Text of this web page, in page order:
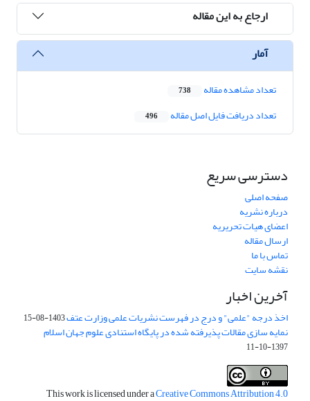
ارجاع به این مقاله
آمار
تعداد مشاهده مقاله 738
تعداد دریافت فایل اصل مقاله 496
دسترسی سریع
صفحه اصلی
درباره نشریه
اعضای هیات تحریریه
ارسال مقاله
تماس با ما
نقشه سایت
آخرین اخبار
اخذ درجه "علمی" و درج در فهرست نشریات علمی وزارت عتف1403-08-15
نمایه سازی مقالات پذیرفته شده در پایگاه استنادی علوم جهان اسلام
1397-10-11
This work is licensed under aCreative Commons Attribution 4.0